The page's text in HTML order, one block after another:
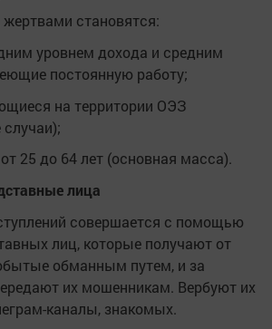
жертвами становятся:
уровнем дохода и средним
постоянную работу;
на территории ОЭЗ
случаи);
25 до 64 лет (основная масса).
лица
совершается с помощью
лиц, которые получают от
обманным путем, и за
их мошенникам. Вербуют их
каналы, знакомых.